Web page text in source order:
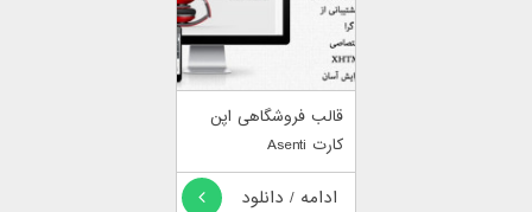
قالب فروشگاهی اپن
کارت Asenti
ادامه / دانلود